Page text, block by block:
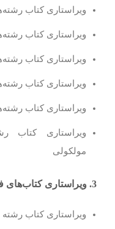
ویراستاری کتاب
ویراستاری کتاب
ویراستاری کتاب
ویراستاری کتاب
ویراستاری کتاب
ویراستاری کتاب
مولکولی
3. ویراستاری کتاب‌های فنی و مهندسی
ویراستاری کتاب